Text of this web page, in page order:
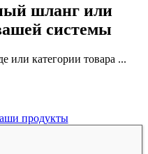
шланг или
системы
или категории товара ...
продукты